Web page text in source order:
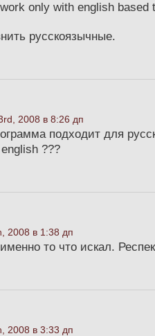
only with english based
русскоязычные.
2008 в 8:26 дп
подходит для
???
2008 в 1:38 дп
то что искал.
2008 в 3:33 дп